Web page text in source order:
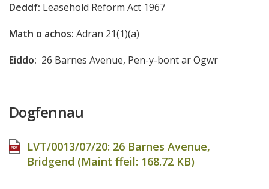
Deddf: Leasehold Reform Act 1967
Math o achos: Adran 21(1)(a)
Eiddo: 26 Barnes Avenue, Pen-y-bont ar Ogwr
Dogfennau
LVT/0013/07/20: 26 Barnes Avenue,
Bridgend (Maint ffeil: 168.72 KB)